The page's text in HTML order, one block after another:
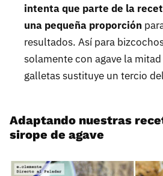
intenta que parte de la
una pequeña proporción
resultados. Así para
solamente con agave la
galletas sustituye un tercio
Adaptando nuestras
sirope de agave